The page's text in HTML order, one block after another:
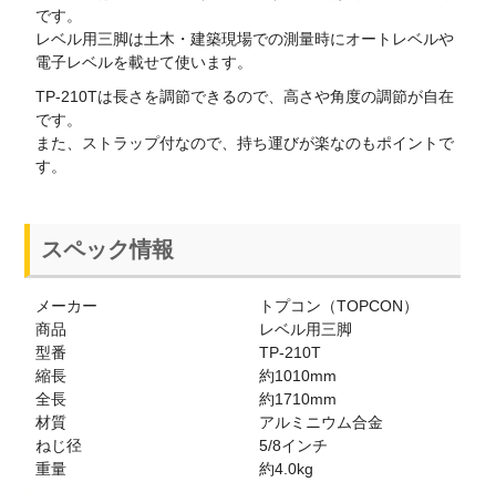
です。
レベル用三脚は土木・建築現場での測量時にオートレベルや
電子レベルを載せて使います。
TP-210Tは長さを調節できるので、高さや角度の調節が自在
です。
また、ストラップ付なので、持ち運びが楽なのもポイントで
す。
スペック情報
メーカー
トプコン（TOPCON）
商品
レベル用三脚
型番
TP-210T
縮長
約1010mm
全長
約1710mm
材質
アルミニウム合金
ねじ径
5/8インチ
重量
約4.0kg